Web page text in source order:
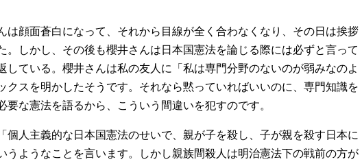
顔面蒼白になって、それから目線が全く合わなくなり、その日は挨拶
。しかし、その後も櫻井さんは日本国憲法を論じる際には必ずと言って
している。櫻井さんは私の友人に「私は専門分野のないのが弱みなのよ
スを明かしたそうです。それなら黙っていればいいのに、専門知識を
要な憲法を語るから、こういう間違いを犯すのです。
人主義的な日本国憲法のせいで、親が子を殺し、子が親を殺す日本に
うようなことを言います。しかし親族間殺人は明治憲法下の戦前の方が